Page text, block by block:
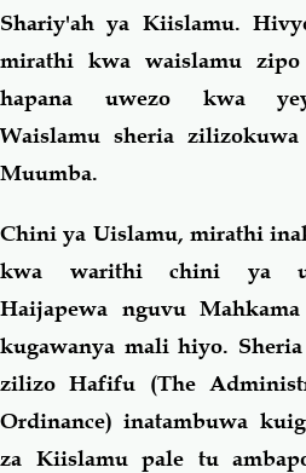
Shariy'ah ya Kiislamu.
mirathi kwa waislamu
hapana uwezo kwa
Waislamu sheria
Muumba.
Chini ya Uislamu, mirathi
kwa warithi chini ya
Haijapewa nguvu
kugawanya mali hiyo.
zilizo Hafifu (The
Ordinance) inatambuwa
za Kiislamu pale tu